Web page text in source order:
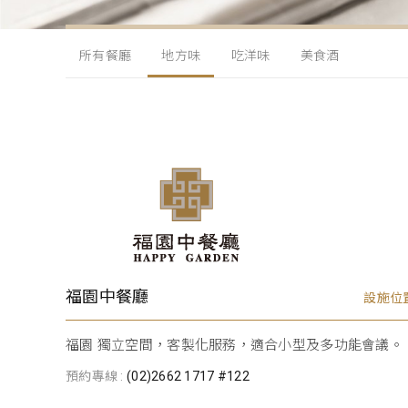
所有餐廳 地方味 吃洋味 美食酒
福園中餐廳 設施位
福園 獨立空間，客製化服務，適合小型及多功能會議。
預約專線 : (02)2662 1717 #122